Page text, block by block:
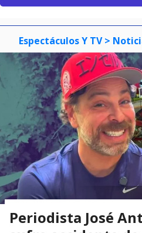
Espectáculos Y TV >
Periodista José